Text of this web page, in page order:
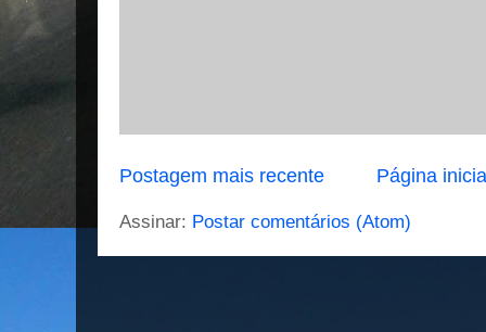
Postagem mais recente Página
Assinar: Postar comentários (Atom)